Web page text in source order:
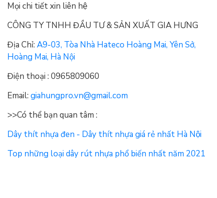
Mọi chi tiết xin liên hệ
CÔNG TY TNHH ĐẦU TƯ & SẢN XUẤT GIA HƯNG
Địa Chỉ: A9-03, Tòa Nhà Hateco Hoàng Mai, Yên Sở,
Hoàng Mai, Hà Nội
Điện thoại : 0965809060
Email: giahungpro.vn@gmail.com
>>Có thể bạn quan tâm :
Dây thít nhựa đen - Dây thít nhựa giá rẻ nhất Hà Nội
Top những loại dây rút nhựa phổ biến nhất năm 2021